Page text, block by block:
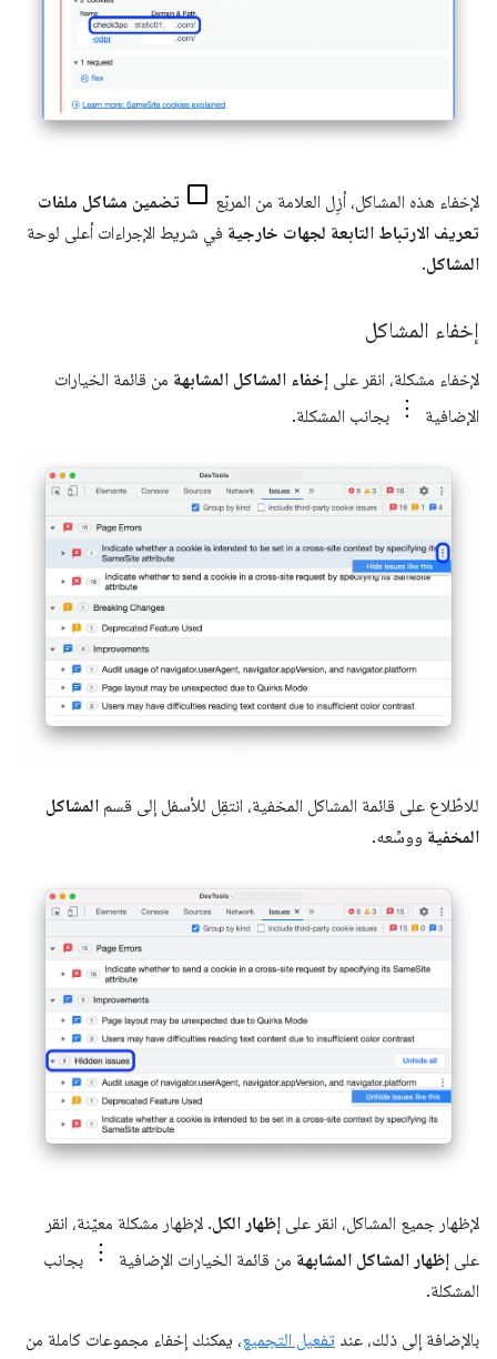
لإخفاء هذه المشاكل، أزِل العلامة من المربّع
تضمين مشاكل ملفات
تعريف الارتباط التابعة لجهات خارجية في شريط الإجراءات أعلى لوحة
المشاكل.
إخفاء المشاكل
لإخفاء مشكلة، انقر على إخفاء المشاكل المشابهة من قائمة الخيارات
الإضافية
بجانب المشكلة.
للاطّلاع على قائمة المشاكل المخفية، انتقِل للأسفل إلى قسم المشاكل
المخفية ووسِّعه.
لإظهار جميع المشاكل، انقر على إظهار الكل. لإظهار مشكلة معيّنة، انقر
على إظهار المشاكل المشابهة من قائمة الخيارات الإضافية
بجانب
المشكلة.
بالإضافة إلى ذلك، عند تفعيل التجميع، يمكنك إخفاء مجموعات كاملة من